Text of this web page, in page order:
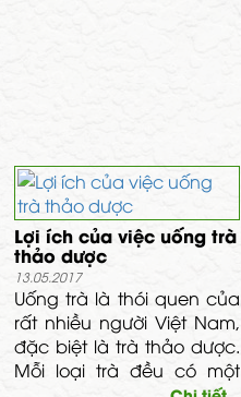
bảo vệ con.
Lợi ích của việc uống trà
thảo dược
13.05.2017
Uống trà là thói quen của
rất nhiều người Việt Nam,
đặc biệt là trà thảo dược.
Mỗi loại trà đều có một